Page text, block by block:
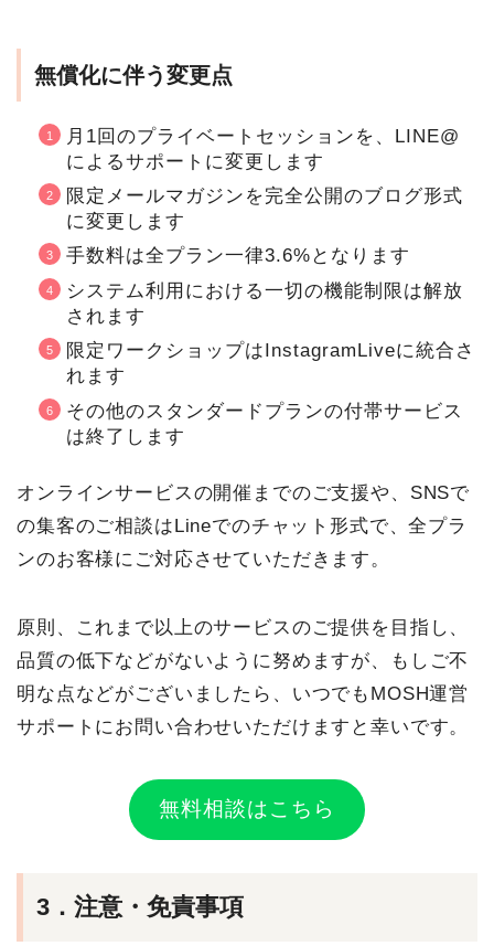
無償化に伴う変更点
月1回のプライベートセッションを、LINE@
によるサポートに変更します
限定メールマガジンを完全公開のブログ形式
に変更します
手数料は全プラン一律3.6%となります
システム利用における一切の機能制限は解放
されます
限定ワークショップはInstagramLiveに統合さ
れます
その他のスタンダードプランの付帯サービス
は終了します
オンラインサービスの開催までのご支援や、SNSで
の集客のご相談はLineでのチャット形式で、全プラ
ンのお客様にご対応させていただきます。
原則、これまで以上のサービスのご提供を目指し、
品質の低下などがないように努めますが、もしご不
明な点などがございましたら、いつでもMOSH運営
サポートにお問い合わせいただけますと幸いです。
無料相談はこちら
3．注意・免責事項